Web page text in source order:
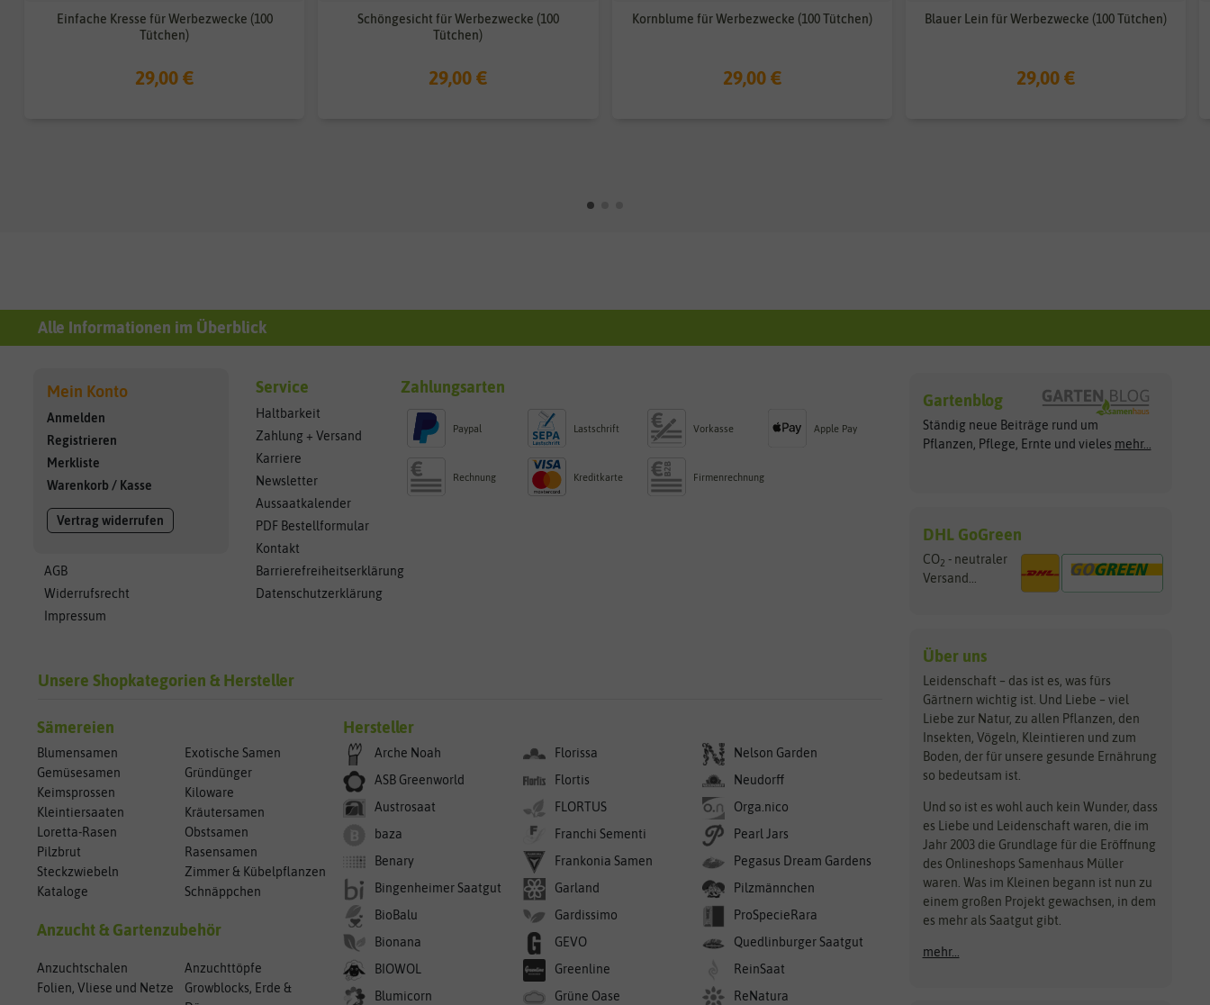
Einfache Kresse für Werbezwecke (100
Tütchen)
29,00 €
Schöngesicht für Werbezwecke (100
Tütchen)
29,00 €
Kornblume für Werbezwecke (100 Tütchen)
29,00 €
Blauer Lein für Werbezwecke (100 Tütchen)
29,00 €
Alle Informationen im Überblick
Mein Konto
Anmelden
Registrieren
Merkliste
Warenkorb / Kasse
Vertrag widerrufen
AGB
Widerrufsrecht
Impressum
Service
Haltbarkeit
Zahlung + Versand
Karriere
Newsletter
Aussaatkalender
PDF Bestellformular
Kontakt
Barrierefreiheitserklärung
Datenschutzerklärung
Zahlungsarten
Paypal Lastschrift Vorkasse Apple Pay
Rechnung Kreditkarte Firmenrechnung
Unsere Shopkategorien & Hersteller
Sämereien
Blumensamen
Exotische Samen
Gemüsesamen
Gründünger
Keimsprossen
Kiloware
Kleintiersaaten
Kräutersamen
Loretta-Rasen
Obstsamen
Pilzbrut
Rasensamen
Steckzwiebeln
Zimmer & Kübelpflanzen
Kataloge
Schnäppchen
Anzucht & Gartenzubehör
Anzuchtschalen
Anzuchttöpfe
Folien, Vliese und Netze
Growblocks, Erde &
Hersteller
Arche Noah
ASB Greenworld
Austrosaat
baza
Benary
Bingenheimer Saatgut
BioBalu
Bionana
BIOWOL
Blumicorn
Florissa
Flortis
FLORTUS
Franchi Sementi
Frankonia Samen
Garland
Gardissimo
GEVO
Greenline
Grüne Oase
Nelson Garden
Neudorff
Orga.nico
Pearl Jars
Pegasus Dream Gardens
Pilzmännchen
ProSpecieRara
Quedlinburger Saatgut
ReinSaat
ReNatura
Gartenblog
Ständig neue Beiträge rund um
Pflanzen, Pflege, Ernte und vieles mehr...
DHL GoGreen
CO2 - neutraler
Versand...
Über uns
Leidenschaft – das ist es, was fürs
Gärtnern wichtig ist. Und Liebe – viel
Liebe zur Natur, zu allen Pflanzen, den
Insekten, Vögeln, Kleintieren und zum
Boden, der für unsere gesunde Ernährung
so bedeutsam ist.
Und so ist es wohl auch kein Wunder, dass
es Liebe und Leidenschaft waren, die im
Jahr 2003 die Grundlage für die Eröffnung
des Onlineshops Samenhaus Müller
waren. Was im Kleinen begann ist nun zu
einem großen Projekt gewachsen, in dem
es mehr als Saatgut gibt.
mehr...